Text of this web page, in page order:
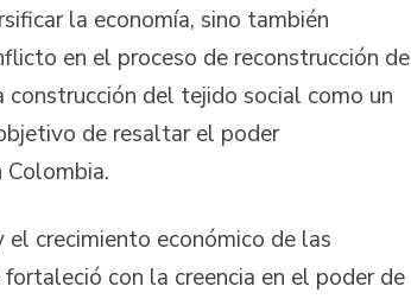
la economía, sino también
en el proceso de reconstrucción de
del tejido social como un
de resaltar el poder
el crecimiento económico de las
con la creencia en el poder de